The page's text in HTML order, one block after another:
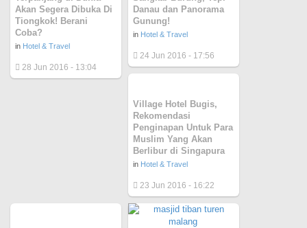
Akan Segera Dibuka Di
Tiongkok! Berani
Coba?
in Hotel & Travel
28 Jun 2016 - 13:04
Danau dan Panorama
Gunung!
in Hotel & Travel
24 Jun 2016 - 17:56
Village Hotel Bugis,
Rekomendasi
Penginapan Untuk Para
Muslim Yang Akan
Berlibur di Singapura
in Hotel & Travel
23 Jun 2016 - 16:22